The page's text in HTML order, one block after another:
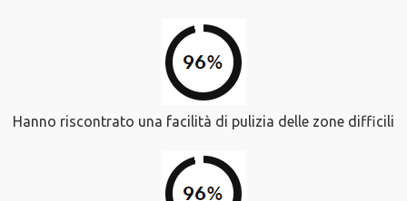
Hanno riscontrato una facilità di pulizia delle zone difficili